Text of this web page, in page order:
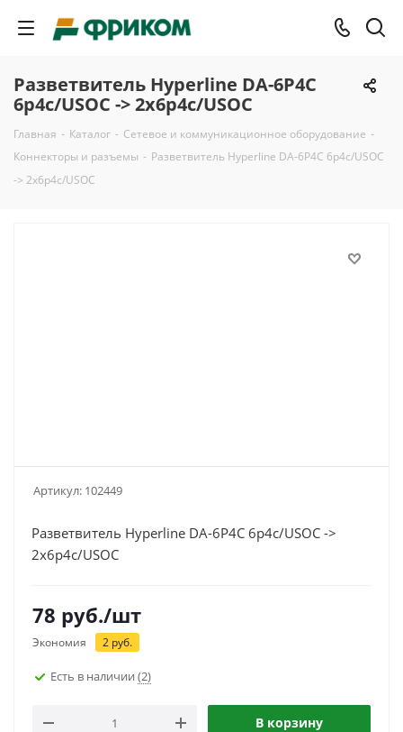
Разветвитель Hyperline DA-6P4C
6p4c/USOC -> 2x6p4c/USOC
Главная - Каталог - Сетевое и коммуникационное оборудование -
Коннекторы и разъемы - Разветвитель Hyperline DA-6P4C 6p4c/USOC
-> 2x6p4c/USOC
Артикул: 102449
Разветвитель Hyperline DA-6P4C 6p4c/USOC ->
2x6p4c/USOC
78 руб./шт
Экономия 2 руб.
Есть в наличии (2)
В корзину